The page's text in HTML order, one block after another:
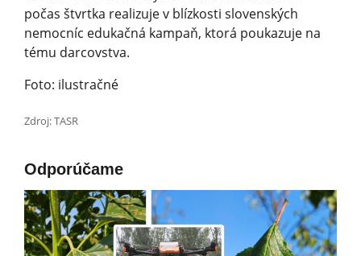
počas štvrtka realizuje v blízkosti slovenských
nemocníc edukačná kampaň, ktorá poukazuje na
tému darcovstva.
Foto: ilustračné
Zdroj: TASR
Odporúčame